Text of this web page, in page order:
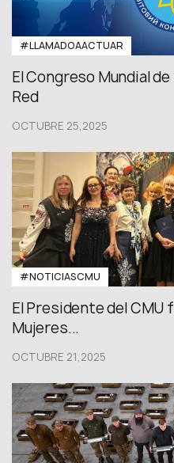
#LLAMADOAACTUAR
El Congreso Mundial
Red
OCTUBRE 25,2025
#NOTICIASCMU
El Presidente del CMU
Mujeres...
OCTUBRE 21,2025